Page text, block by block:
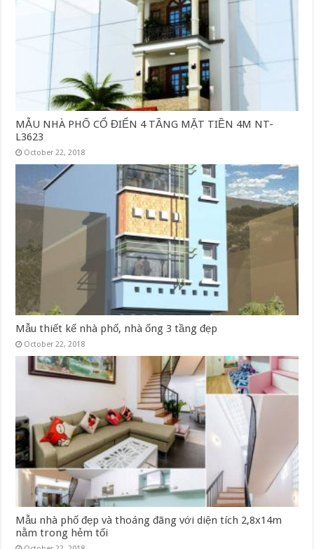
MẪU NHÀ PHỐ CỔ ĐIỂN 4 TẦNG MẶT TIỀN 4M NT-
L3623
October 22, 2018
Mẫu thiết kế nhà phố, nhà ống 3 tầng đẹp
October 22, 2018
Mẫu nhà phố đẹp và thoáng đãng với diện tích 2,8x14m
nằm trong hẻm tối